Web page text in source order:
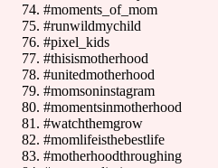
#moments_of_mom
#runwildmychild
#pixel_kids
#thisismotherhood
#unitedmotherhood
#momsoninstagram
#momentsinmotherhood
#watchthemgrow
#momlifeisthebestlife
#motherhoodthroughing